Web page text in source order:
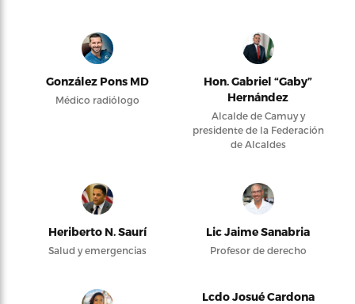
González Pons MD
Médico radiólogo
Hon. Gabriel “Gaby”
Hernández
Alcalde de Camuy y
presidente de la Federación
de Alcaldes
Heriberto N. Saurí
Salud y emergencias
Lic Jaime Sanabria
Profesor de derecho
Lcdo Josué Cardona